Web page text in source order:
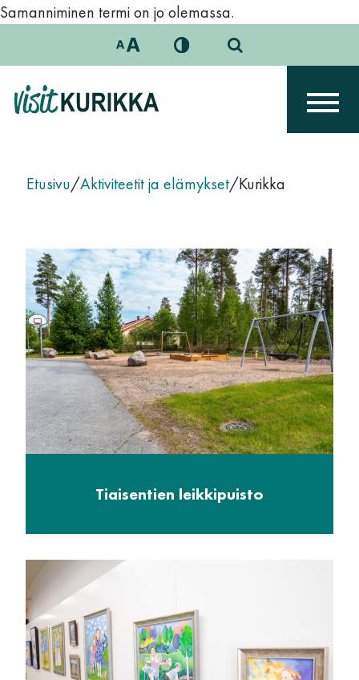
Samanniminen termi on jo olemassa.
Siirry sisältöön
Päävalikko
Etusivu/Aktiviteetit ja elämykset/Kurikka
Tiaisentien leikkipuisto